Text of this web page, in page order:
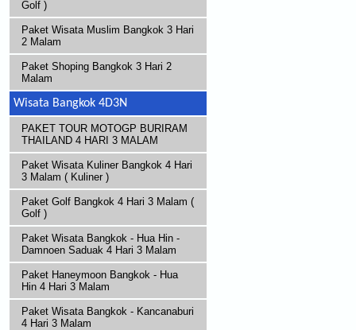
Golf )
Paket Wisata Muslim Bangkok 3 Hari
2 Malam
Paket Shoping Bangkok 3 Hari 2
Malam
Wisata Bangkok 4D3N
PAKET TOUR MOTOGP BURIRAM
THAILAND 4 HARI 3 MALAM
Paket Wisata Kuliner Bangkok 4 Hari
3 Malam ( Kuliner )
Paket Golf Bangkok 4 Hari 3 Malam (
Golf )
Paket Wisata Bangkok - Hua Hin -
Damnoen Saduak 4 Hari 3 Malam
Paket Haneymoon Bangkok - Hua
Hin 4 Hari 3 Malam
Paket Wisata Bangkok - Kancanaburi
4 Hari 3 Malam